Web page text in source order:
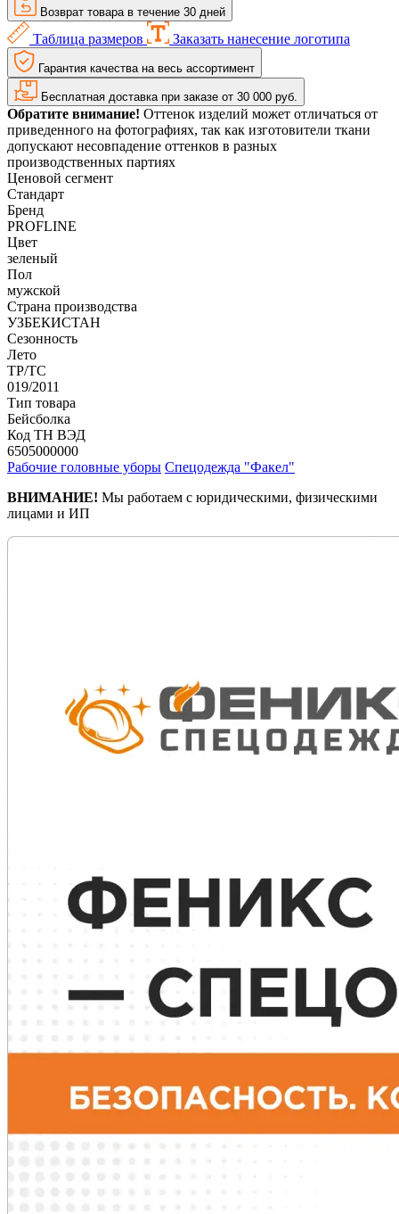
Возврат товара в течение 30 дней
Таблица размеров Заказать нанесение логотипа
Гарантия качества на весь ассортимент
Бесплатная доставка при заказе от 30 000 руб.
Обратите внимание! Оттенок изделий может отличаться от
приведенного на фотографиях, так как изготовители ткани
допускают несовпадение оттенков в разных
производственных партиях
Ценовой сегмент
Стандарт
Бренд
PROFLINE
Цвет
зеленый
Пол
мужской
Страна производства
УЗБЕКИСТАН
Сезонность
Лето
ТР/ТС
019/2011
Тип товара
Бейсболка
Код ТН ВЭД
6505000000
Рабочие головные уборы Спецодежда "Факел"
ВНИМАНИЕ! Мы работаем с юридическими, физическими
лицами и ИП